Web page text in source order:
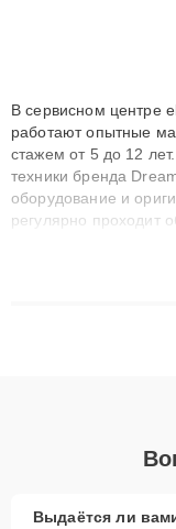
В сервисном центре
работают опытные
стажем от 5 до 12
техники бренда
оборудование и
регулярно проходит
технику с
Выдаётся ли